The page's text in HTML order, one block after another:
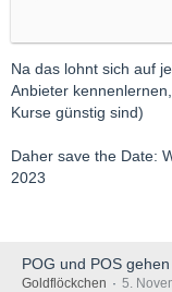
Ist diese Messe
oder was kann mir
Edelmetalle"-außer
Anlageideen/
...
"Fachleuten" aber
Aus der
der Broschüre oder
würde.
Na das lohnt sich auf
Anbieter
Kurse günstig sind)
Daher save the Date:
2023
POG und POS
Goldflöckchen 5.